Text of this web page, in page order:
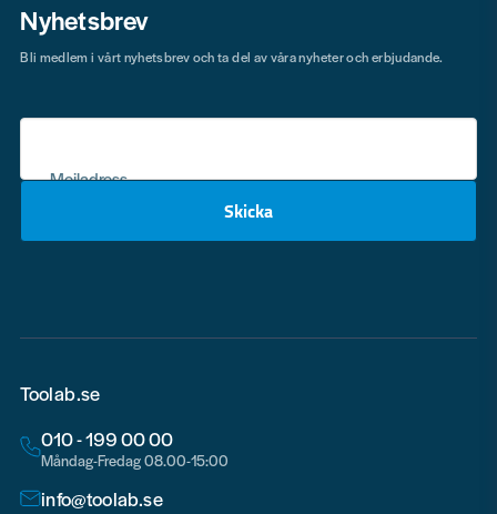
Nyhetsbrev
Mejladress
Skicka
Bli medlem i vårt nyhetsbrev och ta del av våra nyheter och erbjudande.
Toolab.se
010 - 199 00 00
Måndag-Fredag 08.00-15:00
info@toolab.se